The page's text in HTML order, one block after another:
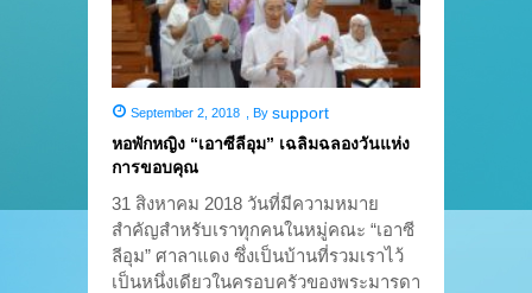
September 2, 2018 By support
หอพักหญิง “เอาซีลีอุม” เฉลิมฉลองวันแห่ง
การขอบคุณ
31 สิงหาคม 2018 วันที่มีความหมาย
สำคัญสำหรับเราทุกคนในหมู่คณะ “เอาซี
ลีอุม” ศาลาแดง ซึ่งเป็นบ้านที่รวมเราไว้
เป็นหนึ่งเดียวในครอบครัวของพระมารดา